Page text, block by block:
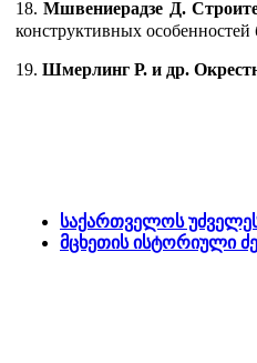
18.Мшвениерадзе Д.
конструктивных
19. Шмерлинг Р. и др.
საქართველოს
მცხეთის ისტორიული